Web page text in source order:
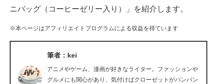
ビジネスと働き方のヒント
AI活用のいまが分かる
企業ITのトレンドを詳説
経営リーダーのコミュニティ
ニバッグ（コーヒーゼリー入り）」を紹介します。
※本ページはアフィリエイトプログラムによる収益を得ています
筆者：kei
アニメやゲーム、漫画が好きなライター。ファッションや
グルメにも関心があり、気付けばクローゼットがパンパン